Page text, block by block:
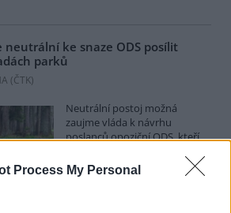
Process My Personal
neutrální ke snaze ODS posílit
parků
(ČTK)
Neutrální postoj možná
zaujme vláda k návrhu
poslanců opoziční ODS, kteří
zástupců obcí a krajů v radách
to z předkládací zprávy na vládním